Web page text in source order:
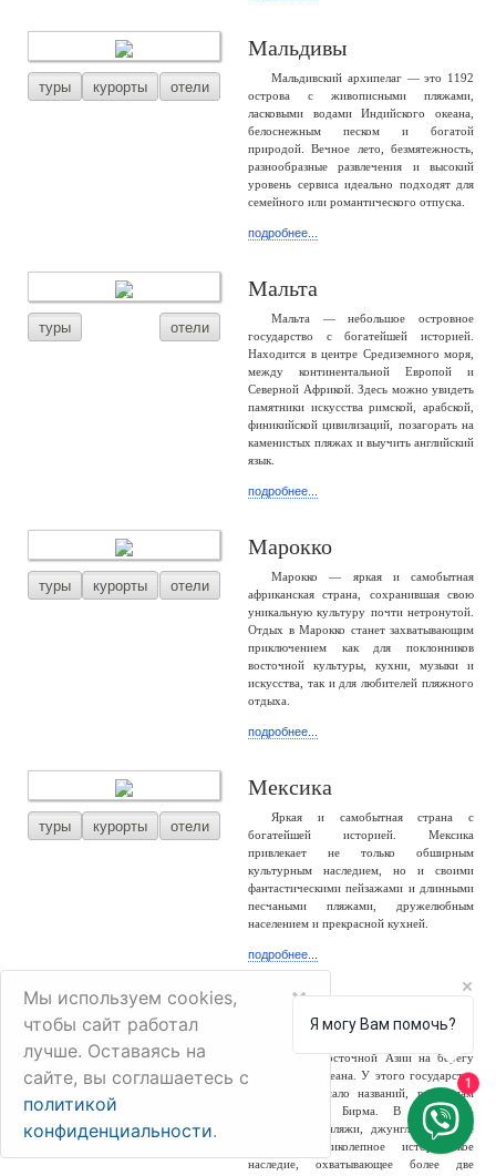
туры курорты отели
Мальдивы
Мальдивский архипелаг — это 1192
острова с живописными пляжами,
ласковыми водами Индийского океана,
белоснежным песком и богатой
природой. Вечное лето, безмятежность,
разнообразные развлечения и высокий
уровень сервиса идеально подходят для
семейного или романтического отпуска.
подробнее...
туры отели
Мальта
Мальта — небольшое островное
государство с богатейшей историей.
Находится в центре Средиземного моря,
между континентальной Европой и
Северной Африкой. Здесь можно увидеть
памятники искусства римской, арабской,
финикийской цивилизаций, позагорать на
каменистых пляжах и выучить английский
язык.
подробнее...
туры курорты отели
Марокко
Марокко — яркая и самобытная
африканская страна, сохранившая свою
уникальную культуру почти нетронутой.
Отдых в Марокко станет захватывающим
приключением как для поклонников
восточной культуры, кухни, музыки и
искусства, так и для любителей пляжного
отдыха.
подробнее...
туры курорты отели
Мексика
Яркая и самобытная страна с
богатейшей историей. Мексика
привлекает не только обширным
культурным наследием, но и своими
фантастическими пейзажами и длинными
песчаными пляжами, дружелюбным
населением и прекрасной кухней.
подробнее...
туры отели
страна Юго-Восточной Азии на берегу
Индийского океана. У этого государства
сменилось немало названий, россиянам
известно как Бирма. В стране –
белоснежные пляжи, джунгли, снежные
горы и великолепное историческое
наследие, охватывающее более две
Мы используем cookies,
чтобы сайт работал
лучше. Оставаясь на
сайте, вы соглашаетесь с
политикой
конфиденциальности.
×
Я могу Вам помочь?
1